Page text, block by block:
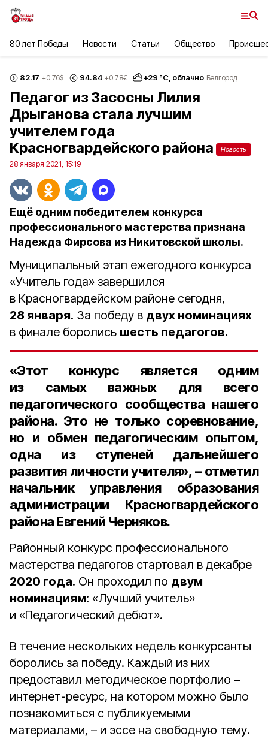
80 лет Победы Новости Статьи Общество
82.17 +0.76$ 94.84 +0.78€ +29 °С, облачно Белгород
Педагог из Засосны Лилия
Дрыганова стала лучшим
учителем года
Красногвардейского района
Новость
28 января 2021, 15:19
Ещё одним победителем конкурса
профессионального мастерства признана
Надежда Фирсова из Никитовской школы.
Муниципальный этап ежегодного конкурса
«Учитель года» завершился
в Красногвардейском районе сегодня,
28 января. За победу в двух номинациях
в финале боролись шесть педагогов.
«Этот конкурс является одним
из самых важных для всего
педагогического сообщества нашего
района. Это не только соревнование,
но и обмен педагогическим опытом,
одна из ступеней дальнейшего
развития личности учителя», – отметил
начальник управления образования
администрации Красногвардейского
района Евгений Черняков.
Районный конкурс профессионального
мастерства педагогов стартовал в декабре
2020 года. Он проходил по двум
номинациям: «Лучший учитель»
и «Педагогический дебют».
В течение нескольких недель конкурсанты
боролись за победу. Каждый из них
предоставил методическое портфолио –
интернет-ресурс, на котором можно было
познакомиться с публикуемыми
материалами, – и эссе на свободную тему.